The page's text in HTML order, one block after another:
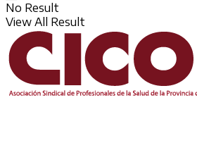
No Result
View All Result